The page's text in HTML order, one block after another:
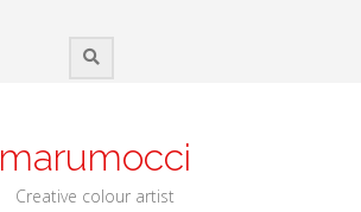
marumocci
Creative colour artist